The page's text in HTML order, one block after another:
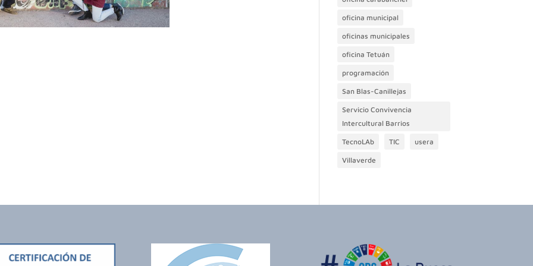
oficina municipal
oficinas municipales
oficina Tetuán
programación
San Blas-Canillejas
Servicio Convivencia
Intercultural Barrios
TecnoLAb TIC usera
Villaverde